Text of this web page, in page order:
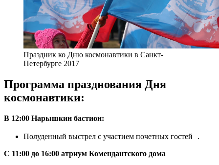
Праздник ко Дню космонавтики в Санкт-
Петербурге 2017
Программа празднования Дня
космонавтики:
В 12:00 Нарышкин бастион:
Полуденный выстрел с участием почетных гостей .
С 11:00 до 16:00 атриум Комендантского дома